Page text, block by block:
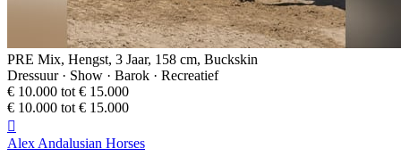
PRE Mix, Hengst, 3 Jaar, 158 cm, Buckskin
Dressuur · Show · Barok · Recreatief
€ 10.000 tot € 15.000
€ 10.000 tot € 15.000

Alex Andalusian Horses